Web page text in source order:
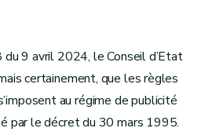
du 9 avril 2024, le Conseil d’Etat
certainement, que les règles
au régime de publicité
par le décret du 30 mars 1995.